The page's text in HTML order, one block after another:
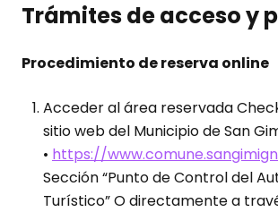
Trámites de acceso y
Procedimiento de reserva online
Acceder al área reservada
sitio web del Municipio de San
• https://
Sección “Punto de Control del
Turístico” O directamente a